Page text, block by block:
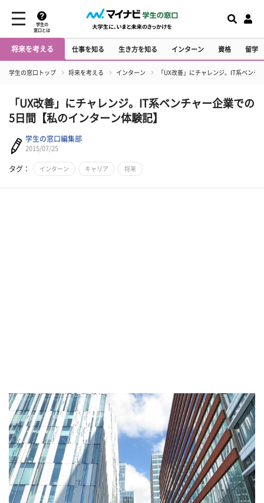
学生の
窓口とは
将来を考える 仕事を知る 生き方を知る インターン 資格 留学
学生の窓口トップ 将来を考える インターン 「UX改善」にチャレンジ。IT系ベン
「UX改善」にチャレンジ。IT系ベンチャー企業での
5日間【私のインターン体験記】
学生の窓口編集部
2015/07/25
タグ： インターン キャリア 将来